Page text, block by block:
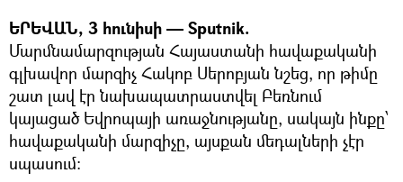
ԵՐԵՎԱՆ, 3 հունիսի — Sputnik.
Մարմնամարզության Հայաստանի հավաքականի
գլխավոր մարզիչ Հակոբ Սերոբյան նշեց, որ թիմը
շատ լավ էր նախապատրաստվել Բեռնում
կայացած Եվրոպայի առաջնությանը, սակայն ինքը՝
հավաքականի մարզիչը, այսքան մեդալների չէր
սպասում։